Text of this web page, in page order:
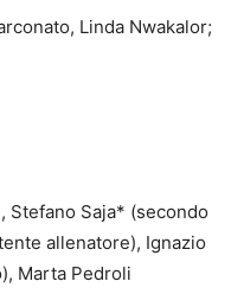
Linda Nwakalor;
Stefano Saja* (secondo
allenatore), Ignazio
Marta Pedroli